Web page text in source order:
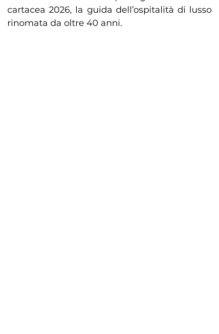
cartacea 2026, la guida dell’ospitalità di lusso
rinomata da oltre 40 anni.